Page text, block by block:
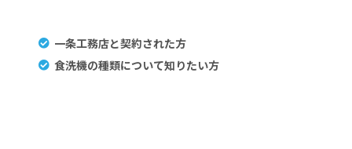
一条工務店と契約された方
食洗機の種類について知りたい方